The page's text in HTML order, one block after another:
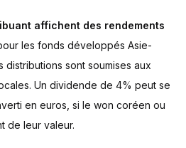
affichent des rendements
les fonds développés Asie-
sont soumises aux
Un dividende de 4% peut se
en euros, si le won coréen ou
de leur valeur.